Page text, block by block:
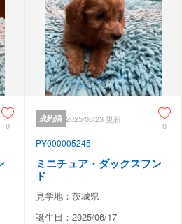
0
成約済 2025/08/23 更新
0
PY000005245
ミニチュア・ダックスフン
ド
見学地：茨城県
誕生日：2025/06/17